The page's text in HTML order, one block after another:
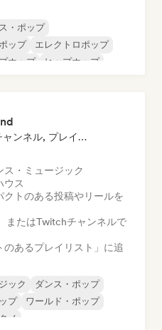
・ポップ
ップ
エレクトロポップ
ホップ ヒップホップ
YouTube/Twitchチャンネル, プレイリスト・キュレーター, ソーシャルメディアインフルエンサー
ス・ミュージック
ウス
トのある投稿やリールを
またはTwitchチャンネルで
あるプレイリスト」に追
ック
ダンス・ポップ
プ
ワールド・ポップ
ノ